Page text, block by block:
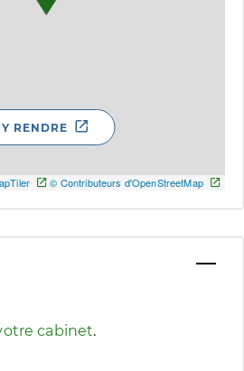
© Contributeurs d'OpenStreetMap
RENDRE
d'accessibilité associées
cabinet.